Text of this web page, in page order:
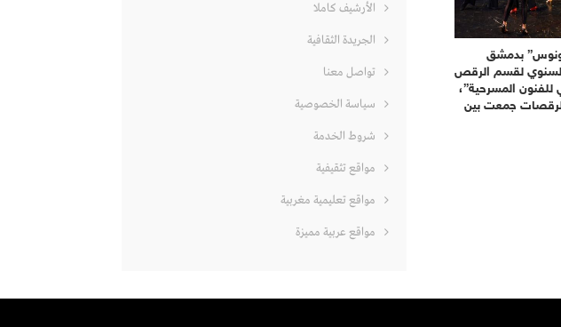
بدمشق
لقسم الرقص
للفنون المسرحية”،
جمعت بين
الأرشيف كاملا
الجريدة الثقافية
تواصل معنا
سياسة الخصوصية
شروط الخدمة
مواقع تثقيفية
مواقع تعليمية مغربية
مواقع عربية مميزة